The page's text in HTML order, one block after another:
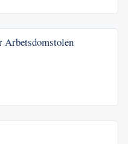
Arbetsdomstolen